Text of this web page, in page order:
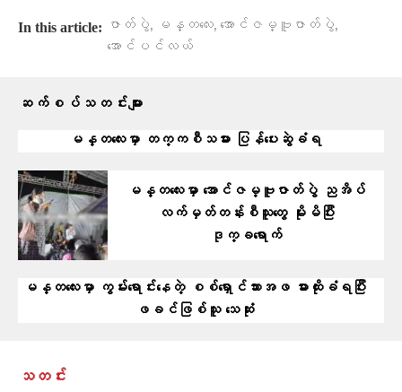
In this article: ဇာတ်ပွဲ, မန္တလေး, အောင်ဇမ္ဗူဇာတ်ပွဲ,
အောင်ပင်လယ်
ဆက်စပ်သတင်းများ
မန္တလေးမှာ တက္ကစီသမား ပြန်ပေးဆွဲခံရ
မန္တလေးမှာ အောင်ဇမ္ဗူဇာတ်ပွဲ ညအိပ်
လက်မှတ်တန်းစီသူတွေ မိုးမိပြီး
ဒုက္ခရောက်
မန္တလေးမှာ ကွမ်းရောင်းနေတဲ့ စစ်ရှောင်သားအဖ ဓားထိုးခံရပြီး
ဖခင်ဖြစ်သူ သေဆုံး
သတင်း